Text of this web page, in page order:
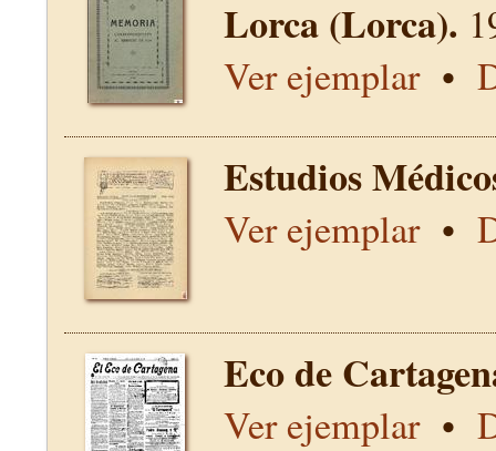
Lorca (Lorca).
Ver ejemplar•
Estudios
Ver ejemplar•
Eco de
Ver ejemplar•